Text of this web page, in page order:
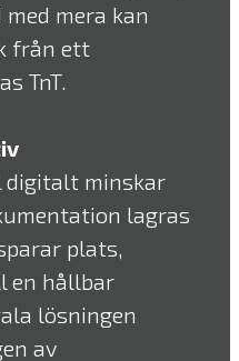
mera kan
från ett
TnT.
digitalt minskar
lagras
plats,
en hållbar
lösningen
av